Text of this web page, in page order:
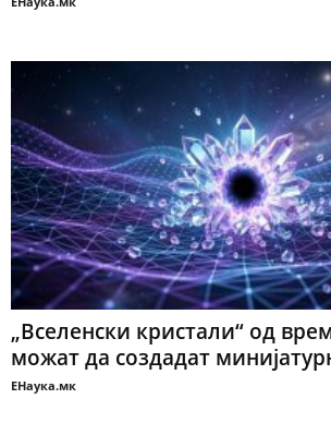
„Вселенски кристали“ од
можат да создадат
ЕНаука.мк